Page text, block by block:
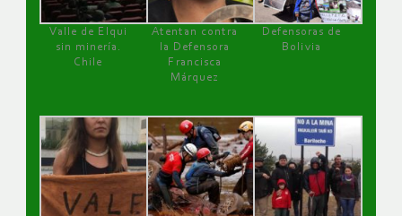
Valle de Elqui
sin minería.
Chile
Atentan contra
la Defensora
Francisca
Márquez
Defensoras de
Bolivia